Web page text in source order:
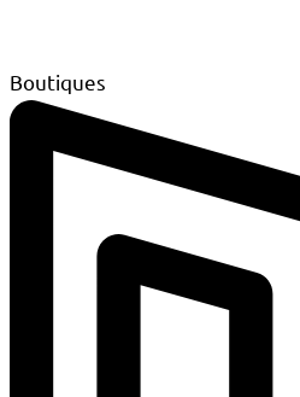
Boutiques